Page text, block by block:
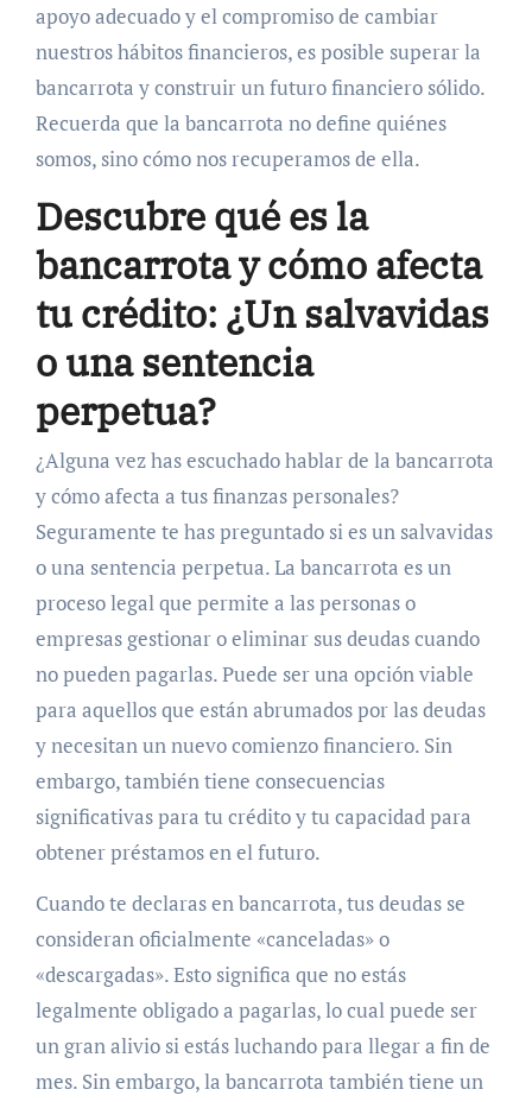
apoyo adecuado y el compromiso de cambiar
nuestros hábitos financieros, es posible superar la
bancarrota y construir un futuro financiero sólido.
Recuerda que la bancarrota no define quiénes
somos, sino cómo nos recuperamos de ella.
Descubre qué es la
bancarrota y cómo afecta
tu crédito: ¿Un salvavidas
o una sentencia
perpetua?
¿Alguna vez has escuchado hablar de la bancarrota
y cómo afecta a tus finanzas personales?
Seguramente te has preguntado si es un salvavidas
o una sentencia perpetua. La bancarrota es un
proceso legal que permite a las personas o
empresas gestionar o eliminar sus deudas cuando
no pueden pagarlas. Puede ser una opción viable
para aquellos que están abrumados por las deudas
y necesitan un nuevo comienzo financiero. Sin
embargo, también tiene consecuencias
significativas para tu crédito y tu capacidad para
obtener préstamos en el futuro.
Cuando te declaras en bancarrota, tus deudas se
consideran oficialmente «canceladas» o
«descargadas». Esto significa que no estás
legalmente obligado a pagarlas, lo cual puede ser
un gran alivio si estás luchando para llegar a fin de
mes. Sin embargo, la bancarrota también tiene un